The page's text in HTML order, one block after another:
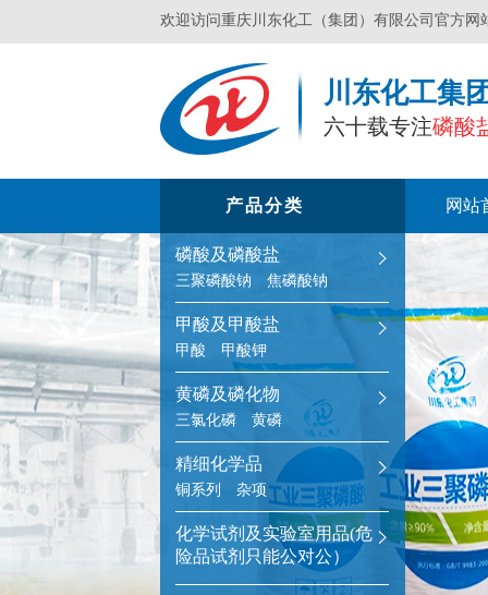
欢迎访问重庆川东化工（集团）有限公司官方网
川东化工集
六十载专注磷酸
产品分类
磷酸及磷酸盐
三聚磷酸钠 焦磷酸钠
甲酸及甲酸盐
甲酸 甲酸钾
黄磷及磷化物
三氯化磷 黄磷
精细化学品
铜系列 杂项
化学试剂及实验室用品(危
险品试剂只能公对公）
网站